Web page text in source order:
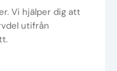
Vi hjälper dig att
utifrån